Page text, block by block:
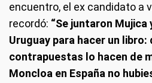
encuentro, el ex candidato a
recordó: “Se juntaron Mujica
Uruguay para hacer un libro:
contrapuestas lo hacen de
Moncloa en España no